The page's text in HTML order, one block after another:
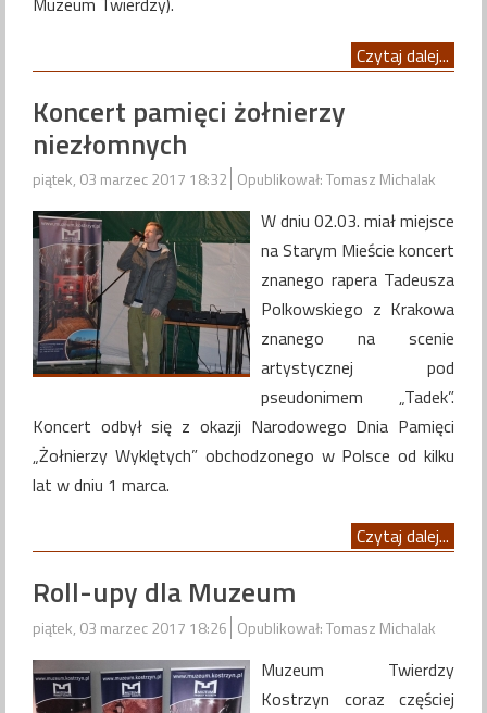
Czytaj dalej...
Koncert pamięci żołnierzy
niezłomnych
piątek, 03 marzec 2017 18:32 Opublikował: Tomasz Michalak
W dniu 02.03. miał miejsce
na Starym Mieście koncert
znanego rapera Tadeusza
Polkowskiego z Krakowa
znanego na scenie
artystycznej pod
pseudonimem „Tadek”.
Koncert odbył się z okazji Narodowego Dnia Pamięci
„Żołnierzy Wyklętych” obchodzonego w Polsce od kilku
lat w dniu 1 marca.
Czytaj dalej...
Roll-upy dla Muzeum
piątek, 03 marzec 2017 18:26 Opublikował: Tomasz Michalak
Muzeum Twierdzy
Kostrzyn coraz częściej